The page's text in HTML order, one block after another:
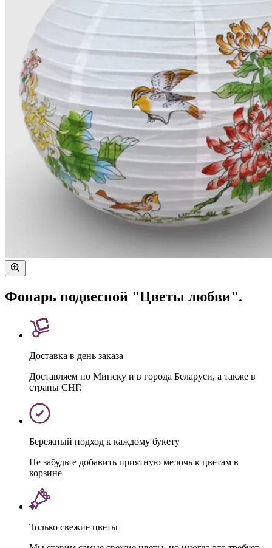
Фонарь подвесной "Цветы любви".
Доставка в день заказа
Доставляем по Минску и в города Беларуси, а также в
страны СНГ.
Бережный подход к каждому букету
Не забудьте добавить приятную мелочь к цветам в
корзине
Только свежие цветы